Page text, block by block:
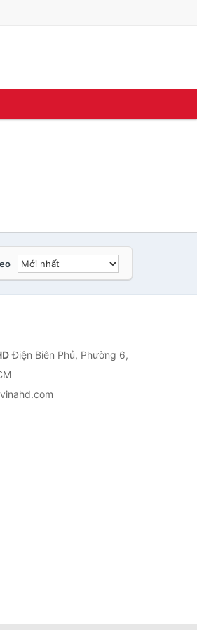
Điện Biên Phủ, Phường 6,